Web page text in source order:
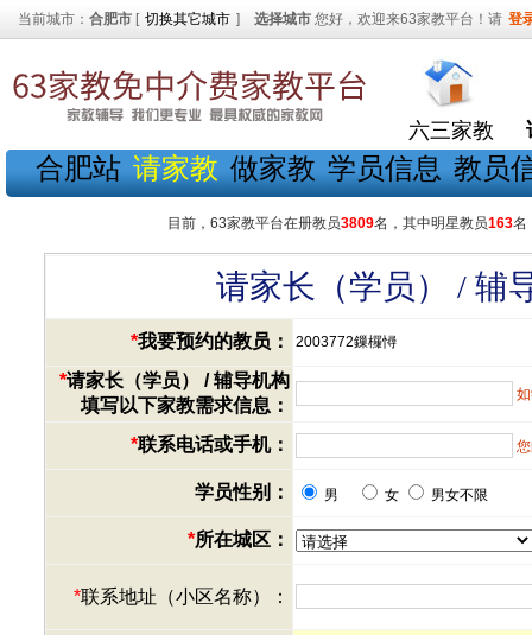
当前城市： 合肥市 [ 切换其它城市 ] 选择城市 您好，欢迎来63家教平台！请 登
六三家教
合肥站 请家教 做家教 学员信息 教员
目前，63家教平台在册教员3809名，其中明星教员163名
请家长（学员） / 辅
*我要预约的教员： 2003772鏁欏憳
*请家长（学员） / 辅导机构
填写以下家教需求信息：
*联系电话或手机：
学员性别： 男 女 男女不限
*所在城区：
*联系地址（小区名称）：